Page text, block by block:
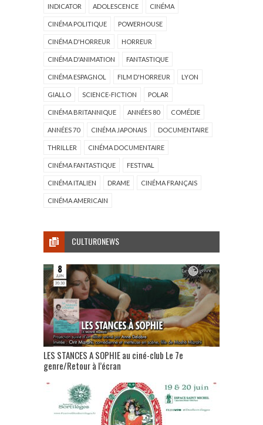
INDICATOR ADOLESCENCE CINÉMA
CINÉMA POLITIQUE POWERHOUSE
CINÉMA D'HORREUR HORREUR
CINÉMA D'ANIMATION FANTASTIQUE
CINÉMA ESPAGNOL FILM D'HORREUR LYON
GIALLO SCIENCE-FICTION POLAR
CINÉMA BRITANNIQUE ANNÉES 80 COMÉDIE
ANNÉES 70 CINÉMA JAPONAIS DOCUMENTAIRE
THRILLER CINÉMA DOCUMENTAIRE
CINÉMA FANTASTIQUE FESTIVAL
CINÉMA ITALIEN DRAME CINÉMA FRANÇAIS
CINÉMA AMERICAIN
CULTURONEWS
LES STANCES A SOPHIE au ciné-club Le 7e
genre/Retour à l’écran